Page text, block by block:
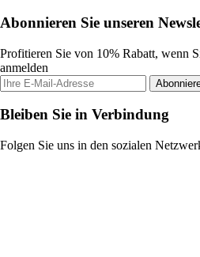
Abonnieren Sie unseren
Profitieren Sie von 10% Rabatt, wenn
anmelden
Bleiben Sie in Verbindung
Folgen Sie uns in den sozialen